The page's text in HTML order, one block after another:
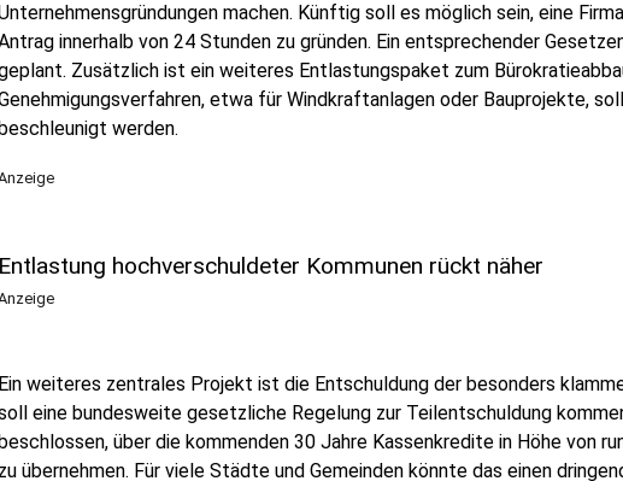
machen. Künftig soll es möglich sein, eine
innerhalb von 24 Stunden zu gründen. Ein entsprechender
Zusätzlich ist ein weiteres Entlastungspaket zum
etwa für Windkraftanlagen oder Bauprojekte,
werden.
Entlastung hochverschuldeter Kommunen rückt näher
Ein weiteres zentrales Projekt ist die Entschuldung der besonders
eine bundesweite gesetzliche Regelung zur Teilentschuldung
über die kommenden 30 Jahre Kassenkredite in Höhe von
zu übernehmen. Für viele Städte und Gemeinden könnte das einen